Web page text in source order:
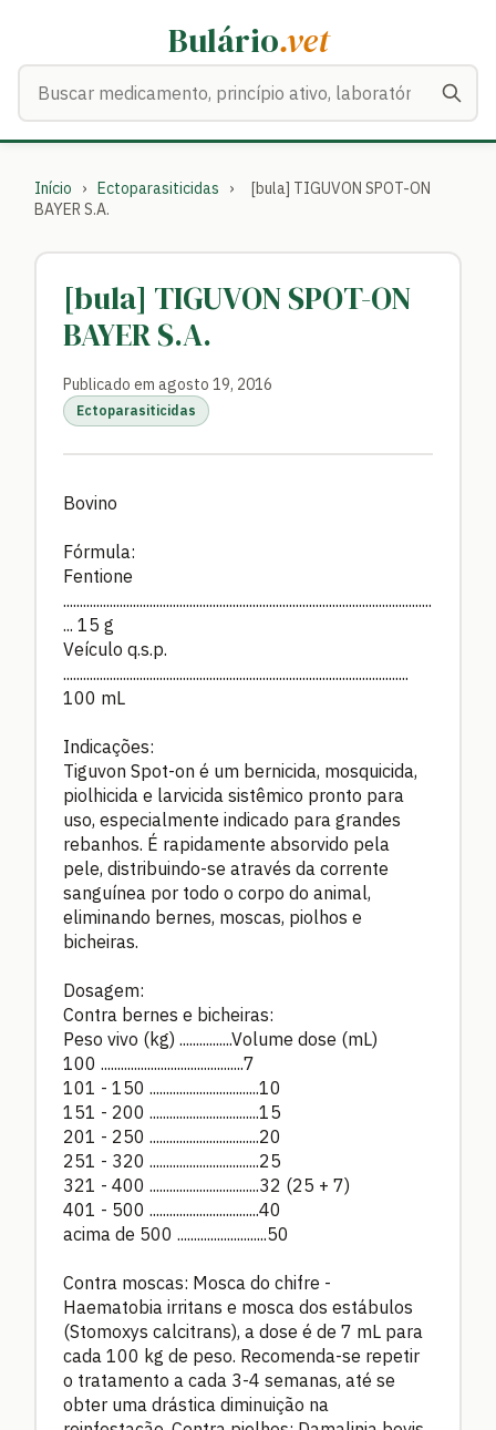
Bulário.vet
Início › Ectoparasiticidas ›
[bula] TIGUVON SPOT-ON
BAYER S.A.
[bula] TIGUVON SPOT-ON
BAYER S.A.
Publicado em agosto 19, 2016
Ectoparasiticidas
Bovino
Fórmula:
Fentione
...............................................................................................................
... 15 g
Veículo q.s.p.
........................................................................................................
100 mL
Indicações:
Tiguvon Spot-on é um bernicida, mosquicida,
piolhicida e larvicida sistêmico pronto para
uso, especialmente indicado para grandes
rebanhos. É rapidamente absorvido pela
pele, distribuindo-se através da corrente
sanguínea por todo o corpo do animal,
eliminando bernes, moscas, piolhos e
bicheiras.
Dosagem:
Contra bernes e bicheiras:
Peso vivo (kg) ................Volume dose (mL)
100 ...........................................7
101 - 150 .................................10
151 - 200 .................................15
201 - 250 .................................20
251 - 320 .................................25
321 - 400 .................................32 (25 + 7)
401 - 500 .................................40
acima de 500 ...........................50
Contra moscas: Mosca do chifre -
Haematobia irritans e mosca dos estábulos
(Stomoxys calcitrans), a dose é de 7 mL para
cada 100 kg de peso. Recomenda-se repetir
o tratamento a cada 3-4 semanas, até se
obter uma drástica diminuição na